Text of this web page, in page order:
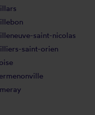
saint-nicolas
saint-orien